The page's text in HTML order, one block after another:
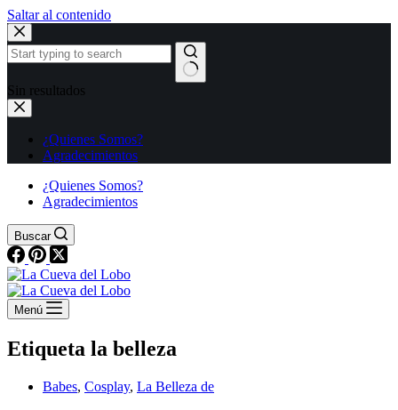
Saltar al contenido
Sin resultados
¿Quienes Somos?
Agradecimientos
¿Quienes Somos?
Agradecimientos
Buscar
Menú
Etiqueta la belleza
Babes, Cosplay, La Belleza de